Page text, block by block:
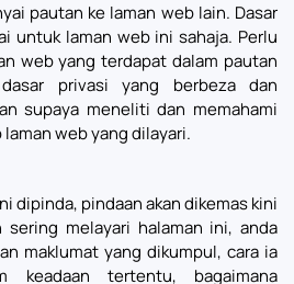
pautan ke laman web lain. Dasar
untuk laman web ini sahaja. Perlu
web yang terdapat dalam pautan
privasi yang berbeza dan
supaya meneliti dan memahami
web yang dilayari.
dipinda, pindaan akan dikemas kini
melayari halaman ini, anda
maklumat yang dikumpul, cara ia
keadaan tertentu, bagaimana